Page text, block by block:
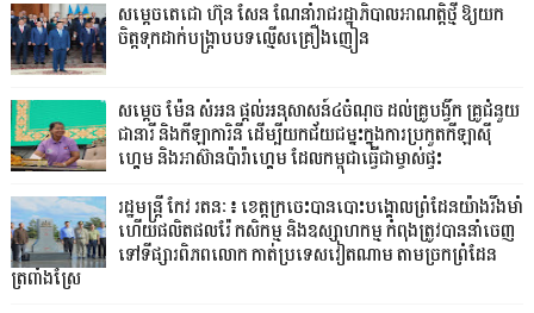
សម្តេចតេជោ ហ៊ុន សែន ណែនាំរាជរដ្ឋាភិបាលអាណត្តិថ្មី ឱ្យយក
ចិត្តទុកដាក់បង្ក្រាបបទល្មើសគ្រឿងញៀន
សម្តេច ម៉ែន សំអន ផ្តល់អនុសាសន៍៤ចំណុច ដល់គ្រូបង្វឹក គ្រូជំនួយ
ជានារី និងកីឡាការិនី ដើម្បីយកជ័យជម្នះក្នុងការប្រកួតកីឡាស៊ី
ហ្គេម និងអាស៊ានប៉ារ៉ាហ្គេម ដែលកម្ពុជាធ្វើជាម្ចាស់ផ្ទះ
រដ្ឋមន្ត្រី កែវ រតនៈ៖ ខេត្តក្រចេះបានបោះបង្គោលព្រំដែនយ៉ាងរឹងមាំ
ហើយផលិតផលរ៉ែ កសិកម្ម និងឧស្សាហកម្ម កំពុងត្រូវបាននាំចេញ
ទៅទីផ្សារពិភពលោក កាត់ប្រទេសវៀតណាម តាមច្រកព្រំដែន
ត្រពាំងស្រែ